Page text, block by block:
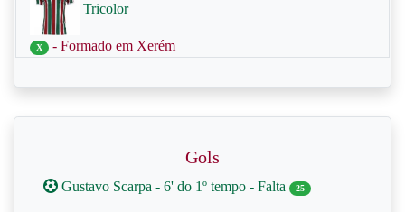
Tricolor
X - Formado em Xerém
Gols
Gustavo Scarpa - 6' do 1º tempo - Falta 25